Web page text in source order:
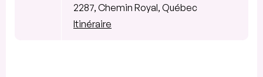
2287, Chemin Royal, Québec
Itinéraire